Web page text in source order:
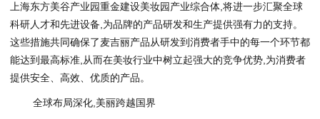
上海东方美谷产业园重金建设美妆园产业综合体,将进一步汇聚全球
科研人才和先进设备,为品牌的产品研发和生产提供强有力的支持。
这些措施共同确保了麦吉丽产品从研发到消费者手中的每一个环节都
能达到最高标准,从而在美妆行业中树立起强大的竞争优势,为消费者
提供安全、高效、优质的产品。
全球布局深化,美丽跨越国界